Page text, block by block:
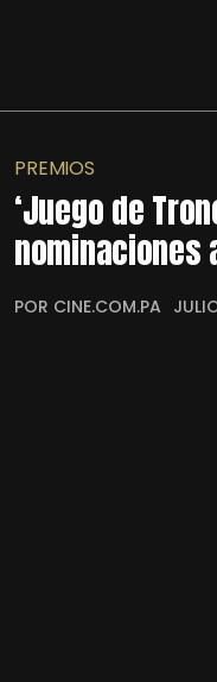
PREMIOS
‘Juego de
nominaciones
POR CINE.COM.PA